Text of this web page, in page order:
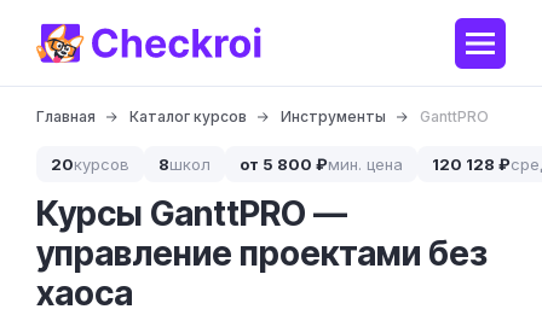
Главная Каталог курсов Инструменты GanttPRO
20курсов 8школ от 5 800 ₽мин. цена 120 128 ₽
Курсы GanttPRO —
управление проектами без
хаоса